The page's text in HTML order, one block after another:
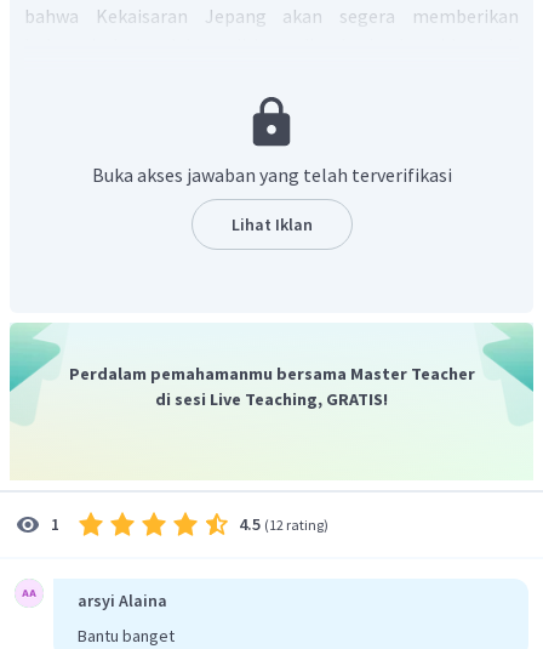
bahwa Kekaisaran Jepang akan segera memberikan
Berdasarkan penjelasan tersebut, jawaban yang tepat
Buka akses jawaban yang telah terverifikasi
Lihat Iklan
Perdalam pemahamanmu bersama Master Teacher
di sesi Live Teaching, GRATIS!
1 4.5 (12 rating)
arsyi Alaina
Bantu banget